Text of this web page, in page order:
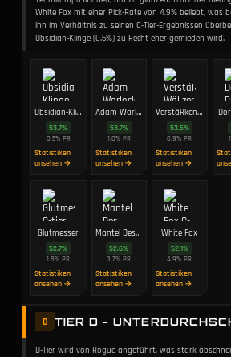
White Fox mit einer Pick-Rate von 4.9% beliebt, was
ihn im Verhältnis zu seinen C-Tier-Ergebnissen
Obsidian-Klinge (0.5%) zu Recht eher gemieden wird.
Obsidian-Klinge
53.7%
0.5% PR
Statistiken
ansehen →
Adam Warlock
53.7%
1.0% PR
Statistiken
ansehen →
VerstäRkender WäLzer
53.5%
0.9%PR
Statistiken
ansehen →
Glutmesser
52.7%
1.8%PR
Statistiken
ansehen →
Mantel Des Geschicks
52.6%
3.7%PR
Statistiken
ansehen →
White Fox
52.1%
4.9%PR
Statistiken
ansehen →
D TIER D -
D-Tier wird von Rogue angeführt, was stark